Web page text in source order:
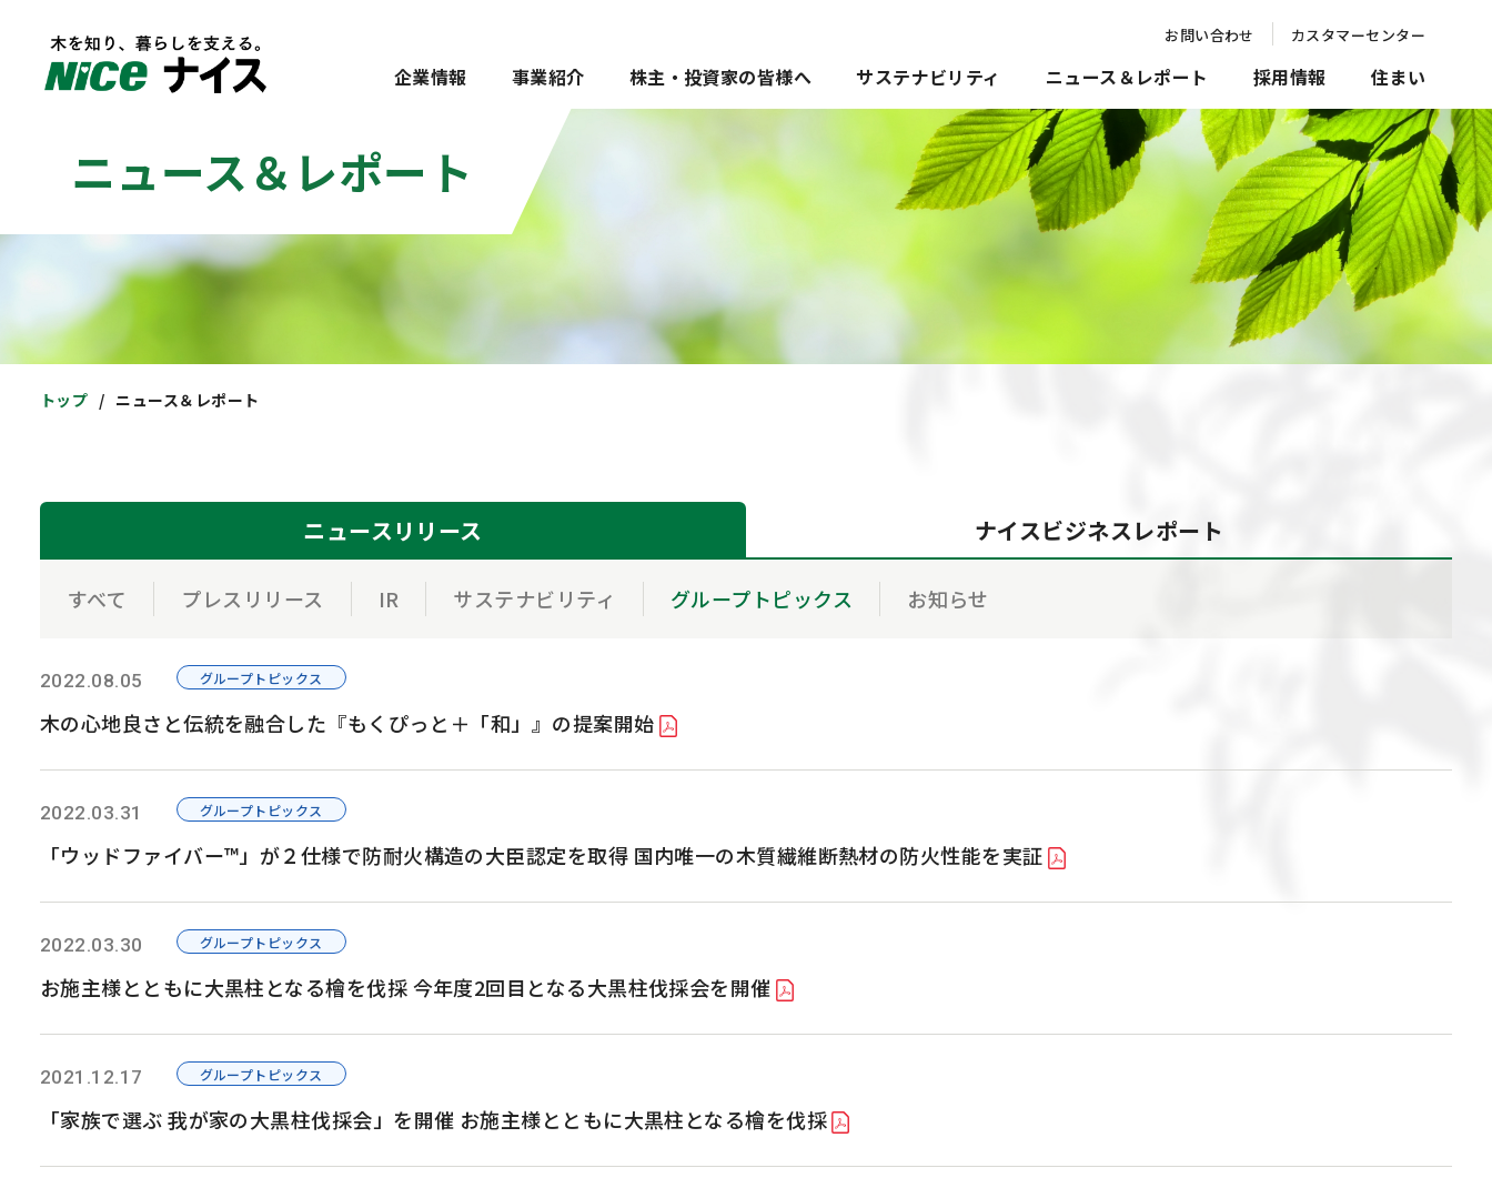
お問い合わせ カスタマーセンター
企業情報 事業紹介 株主・投資家の皆様へ サステナビリティ ニュース＆レポート 採用情報 住まい
ニュース＆レポート
トップ ニュース＆レポート
ニュースリリース ナイスビジネスレポート
すべて プレスリリース IR サステナビリティ グループトピックス お知らせ
2022.08.05 グループトピックス
木の心地良さと伝統を融合した『もくぴっと＋「和」』の提案開始
2022.03.31 グループトピックス
「ウッドファイバー™」が２仕様で防耐火構造の大臣認定を取得 国内唯一の木質繊維断熱材の防火性能を実証
2022.03.30 グループトピックス
お施主様とともに大黒柱となる檜を伐採 今年度2回目となる大黒柱伐採会を開催
2021.12.17 グループトピックス
「家族で選ぶ 我が家の大黒柱伐採会」を開催 お施主様とともに大黒柱となる檜を伐採